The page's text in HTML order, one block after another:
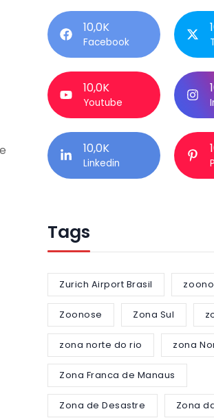
10,0K
Facebook
10,0K
Youtube
10,0K
Linkedin
Tags
Zurich Airport Brasil
Zoonose Zona Sul
zona norte do rio zona
Zona Franca de Manaus
Zona de Desastre Zona